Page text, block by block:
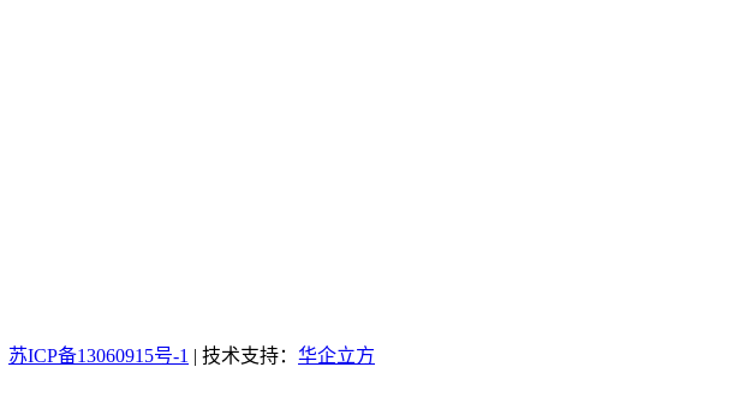
苏ICP备13060915号-1 | 技术支持： 华企立方